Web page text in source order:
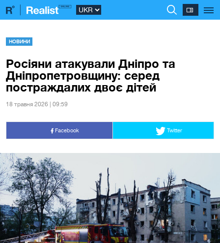
НОВИНИ
Росіяни атакували Дніпро та
Дніпропетровщину: серед
постраждалих двоє дітей
18 травня 2026 | 09:59
Facebook Twitter